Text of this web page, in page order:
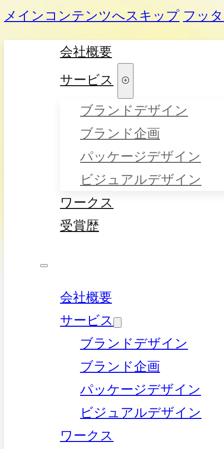
メインコンテンツへスキップ フッ
会社概要
サービス
ブランドデザイン
ブランド企画
パッケージデザイン
ビジュアルデザイン
ワークス
受賞歴
会社概要
サービス
ブランドデザイン
ブランド企画
パッケージデザイン
ビジュアルデザイン
ワークス